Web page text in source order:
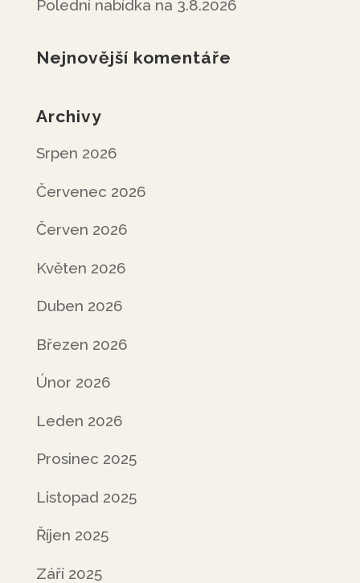
Polední nabídka na 3.8.2026
Nejnovější komentáře
Archivy
Srpen 2026
Červenec 2026
Červen 2026
Květen 2026
Duben 2026
Březen 2026
Únor 2026
Leden 2026
Prosinec 2025
Listopad 2025
Říjen 2025
Září 2025